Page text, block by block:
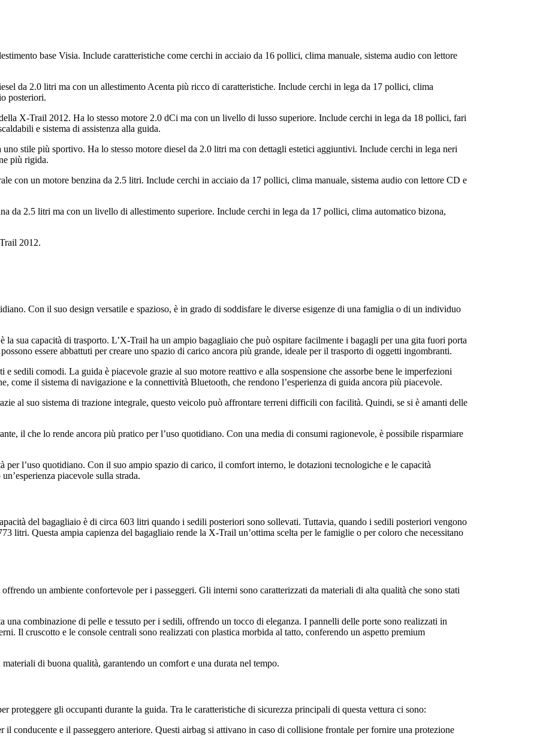
base Visia. Include caratteristiche come cerchi in acciaio da 16 pollici, clima manuale, sistema audio con lettore
da 2.0 litri ma con un allestimento Acenta più ricco di caratteristiche. Include cerchi in lega da 17 pollici, clima
posteriori.
X-Trail 2012. Ha lo stesso motore 2.0 dCi ma con un livello di lusso superiore. Include cerchi in lega da 18 pollici, fari
e sistema di assistenza alla guida.
stile più sportivo. Ha lo stesso motore diesel da 2.0 litri ma con dettagli estetici aggiuntivi. Include cerchi in lega neri
più rigida.
con un motore benzina da 2.5 litri. Include cerchi in acciaio da 17 pollici, clima manuale, sistema audio con lettore CD e
da 2.5 litri ma con un livello di allestimento superiore. Include cerchi in lega da 17 pollici, clima automatico bizona,
2012.
Con il suo design versatile e spazioso, è in grado di soddisfare le diverse esigenze di una famiglia o di un individuo
la sua capacità di trasporto. L’X-Trail ha un ampio bagagliaio che può ospitare facilmente i bagagli per una gita fuori porta
essere abbattuti per creare uno spazio di carico ancora più grande, ideale per il trasporto di oggetti ingombranti.
comodi. La guida è piacevole grazie al suo motore reattivo e alla sospensione che assorbe bene le imperfezioni
come il sistema di navigazione e la connettività Bluetooth, che rendono l’esperienza di guida ancora più piacevole.
al suo sistema di trazione integrale, questo veicolo può affrontare terreni difficili con facilità. Quindi, se si è amanti delle
il che lo rende ancora più pratico per l’uso quotidiano. Con una media di consumi ragionevole, è possibile risparmiare
l’uso quotidiano. Con il suo ampio spazio di carico, il comfort interno, le dotazioni tecnologiche e le capacità
piacevole sulla strada.
del bagagliaio è di circa 603 litri quando i sedili posteriori sono sollevati. Tuttavia, quando i sedili posteriori vengono
litri. Questa ampia capienza del bagagliaio rende la X-Trail un’ottima scelta per le famiglie o per coloro che necessitano
un ambiente confortevole per i passeggeri. Gli interni sono caratterizzati da materiali di alta qualità che sono stati
combinazione di pelle e tessuto per i sedili, offrendo un tocco di eleganza. I pannelli delle porte sono realizzati in
Il cruscotto e le console centrali sono realizzati con plastica morbida al tatto, conferendo un aspetto premium
di buona qualità, garantendo un comfort e una durata nel tempo.
gli occupanti durante la guida. Tra le caratteristiche di sicurezza principali di questa vettura ci sono:
conducente e il passeggero anteriore. Questi airbag si attivano in caso di collisione frontale per fornire una protezione